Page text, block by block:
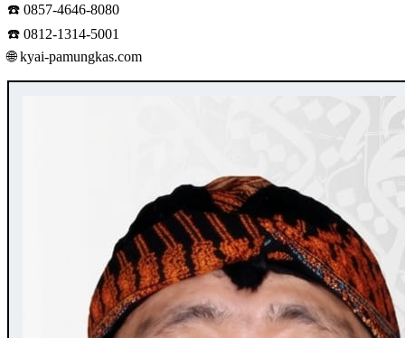
☎️ 0857-4646-8080
☎️ 0812-1314-5001
🌐 kyai-pamungkas.com